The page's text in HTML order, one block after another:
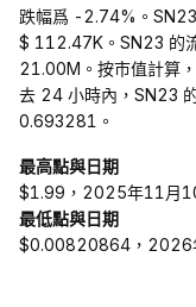
跌幅爲 -2.74%。
$ 112.47K。SN23 的
21.00M。按市值計算
去 24 小時內，SN23
0.693281。
最高點與日期
$1.99，2025年11月
最低點與日期
$0.00820864，2026